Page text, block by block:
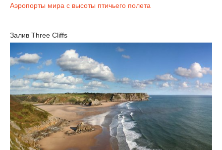
Аэропорты мира с высоты птичьего полета
Залив Three Cliffs